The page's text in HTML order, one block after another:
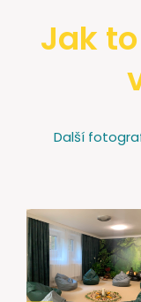
Jak
Další